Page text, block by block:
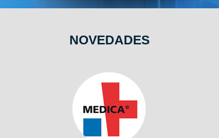
NOVEDADES